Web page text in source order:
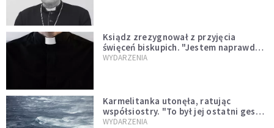
Ksiądz zrezygnował z przyjęcia
święceń biskupich. "Jestem naprawdę
niegodny"
WYDARZENIA
Karmelitanka utonęła, ratując
współsiostry. "To był jej ostatni gest
miłości"
WYDARZENIA